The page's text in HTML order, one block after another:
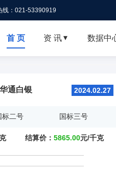
线：021-53390919
首 页 资 讯  数据中
华通白银 2024.02.27
标二号 国标三号
结算价：5865.00元/千克